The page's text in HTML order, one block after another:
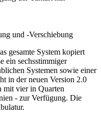
und -Verschiebung
gesamte System kopiert
ein sechsstimmiger
Systemen sowie einer
in der neuen Version 2.0
mit vier in Quarten
- zur Verfügung. Die